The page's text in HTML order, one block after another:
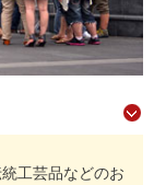
工芸品などのお